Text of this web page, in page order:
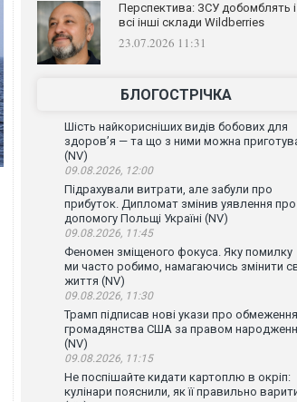
Перспектива: ЗСУ добомблять і
всі інші склади Wildberries
23.07.2026 11:31
БЛОГОСТРІЧКА
Шість найкорисніших видів бобових для
здоров’я — та що з ними можна
(NV)
09.08.2026, 12:00
Підрахували витрати, але забули про
прибуток. Дипломат змінив уявлення про
допомогу Польщі Україні (NV)
09.08.2026, 11:45
Феномен зміщеного фокуса. Яку помилку
ми часто робимо, намагаючись змінити
життя (NV)
09.08.2026, 11:30
Трамп підписав нові укази про обмеження
громадянства США за правом
(NV)
09.08.2026, 11:15
Не поспішайте кидати картоплю в окріп:
кулінари пояснили, як її правильно